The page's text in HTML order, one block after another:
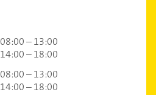
08:00 – 13:00
14:00 – 18:00
08:00 – 13:00
14:00 – 18:00